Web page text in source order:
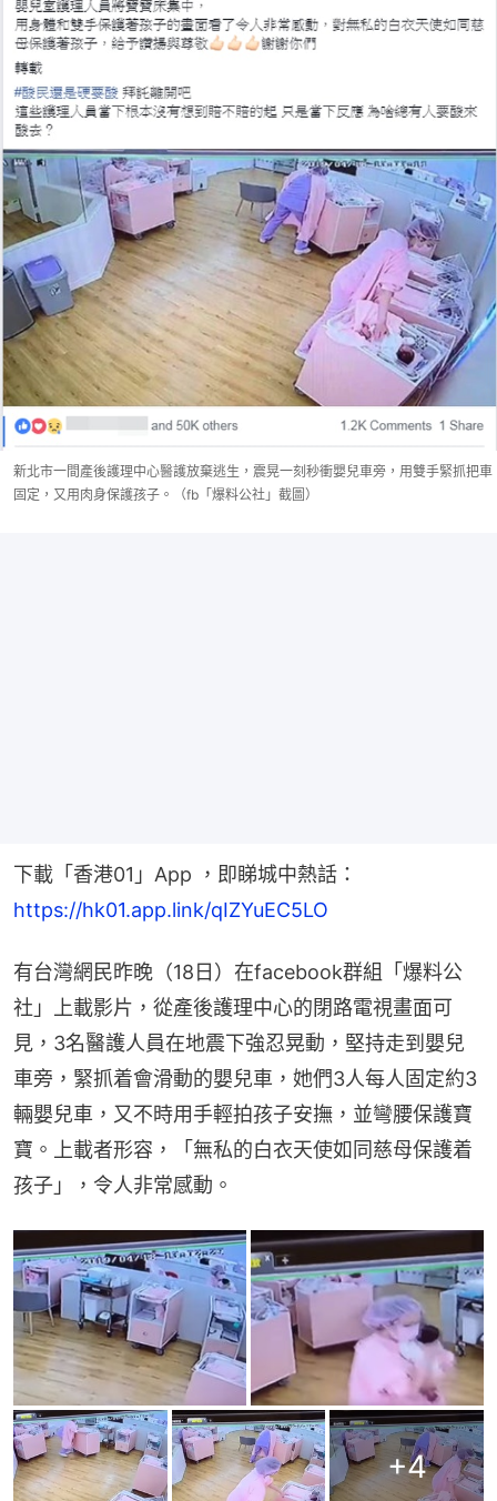
新北市一間產後護理中心醫護放棄逃生，震晃一刻秒衝嬰兒車旁，用雙手緊抓把車
固定，又用肉身保護孩子。（fb「爆料公社」截圖）
下載「香港01」App ，即睇城中熱話：
https://hk01.app.link/qIZYuEC5LO
有台灣網民昨晚（18日）在facebook群組「爆料公
社」上載影片，從產後護理中心的閉路電視畫面可
見，3名醫護人員在地震下強忍晃動，堅持走到嬰兒
車旁，緊抓着會滑動的嬰兒車，她們3人每人固定約3
輛嬰兒車，又不時用手輕拍孩子安撫，並彎腰保護寶
寶。上載者形容，「無私的白衣天使如同慈母保護着
孩子」，令人非常感動。
+4